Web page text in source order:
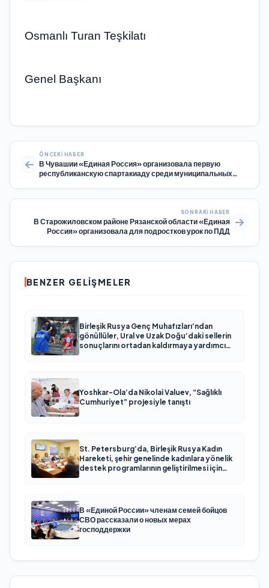
Osmanlı Turan Teşkilatı
Genel Başkanı
ÖNCEKI HABER
В Чувашии «Единая Россия» организовала первую
республиканскую спартакиаду среди муниципальных
SONRAKI HABER
В Старожиловском районе Рязанской области «Единая
Россия» организовала для подростков урок по ПДД
BENZER GELIŞMELER
Birleşik Rusya Genç Muhafızları’ndan
gönüllüler, Ural ve Uzak Doğu’daki sellerin
sonuçlarını ortadan kaldırmaya yardımcı
Yoshkar-Ola’da Nikolai Valuev, “Sağlıklı
Cumhuriyet” projesiyle tanıştı
St. Petersburg’da, Birleşik Rusya Kadın
Hareketi, şehir genelinde kadınlara yönelik
destek programlarının geliştirilmesi için
В «Единой России» членам семей бойцов
СВО рассказали о новых мерах
господдержки